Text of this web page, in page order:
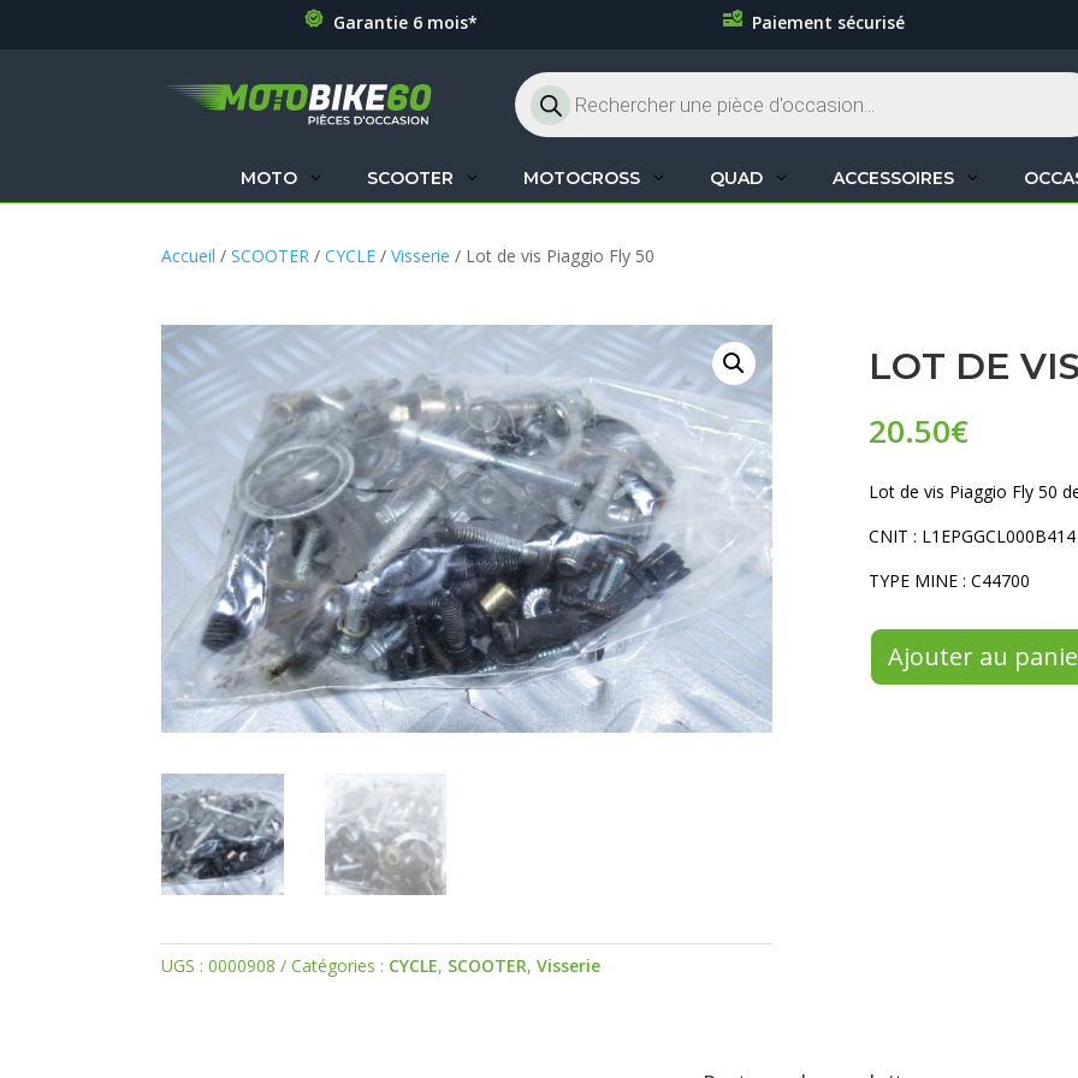
Garantie 6 mois* Paiement sécurisé
Recherche
de
produits
MOTO SCOOTER MOTOCROSS QUAD ACCESSOIRES
Accueil /SCOOTER /CYCLE /Visserie / Lot de vis Piaggio Fly 50
UGS :0000908 Catégories : CYCLE, SCOOTER,Visserie
LOT DE
20.50€
Lot de vis Piaggio Fly 50
CNIT : L1EPGGCL000B414
TYPE MINE : C44700
Ajouter au